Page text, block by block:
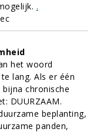
.
het woord
lang. Als er één
chronische
DUURZAAM.
beplanting,
panden,